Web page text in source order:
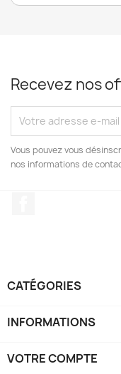
Recevez nos
Vous pouvez vous
nos informations de
CATÉGORIES
INFORMATIONS
VOTRE COMPTE